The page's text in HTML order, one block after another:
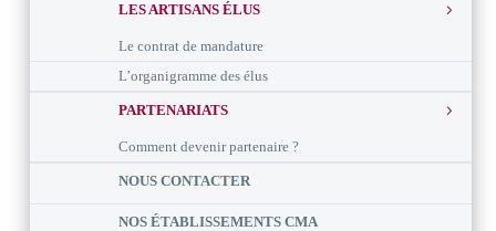
LES ARTISANS ÉLUS
Le contrat de mandature
L’organigramme des élus
PARTENARIATS
Comment devenir partenaire ?
NOUS CONTACTER
NOS ÉTABLISSEMENTS CMA